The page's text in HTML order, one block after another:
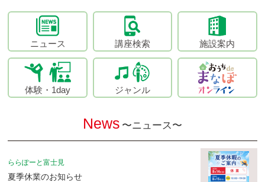
ニュース 講座検索 施設案内
体験・1day ジャンル
News 〜ニュース〜
ららぽーと富士見
夏季休業のお知らせ